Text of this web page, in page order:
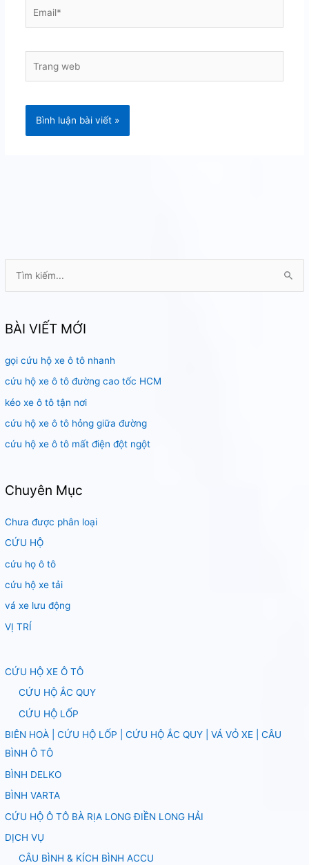
k
ế
m
:
BÀI VIẾT MỚI
gọi cứu hộ xe ô tô nhanh
cứu hộ xe ô tô đường cao tốc HCM
kéo xe ô tô tận nơi
cứu hộ xe ô tô hỏng giữa đường
cứu hộ xe ô tô mất điện đột ngột
Chuyên Mục
Chưa được phân loại
CỨU HỘ
cứu họ ô tô
cứu hộ xe tải
vá xe lưu động
VỊ TRÍ
CỨU HỘ XE Ô TÔ
CỨU HỘ ẮC QUY
CỨU HỘ LỐP
BIÊN HOÀ | CỨU HỘ LỐP | CỨU HỘ ẮC QUY | VÁ VỎ XE | CÂU
BÌNH Ô TÔ
BÌNH DELKO
BÌNH VARTA
CỨU HỘ Ô TÔ BÀ RỊA LONG ĐIỀN LONG HẢI
DỊCH VỤ
CÂU BÌNH & KÍCH BÌNH ACCU
web